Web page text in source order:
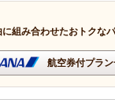
組み合わせたおトクな
航空券付プラ